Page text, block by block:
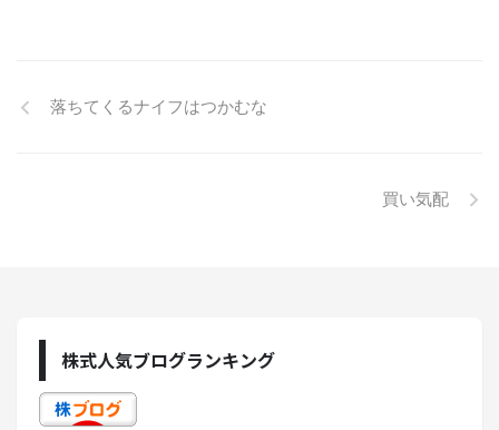
落ちてくるナイフはつかむな
買い気配
株式人気ブログランキング